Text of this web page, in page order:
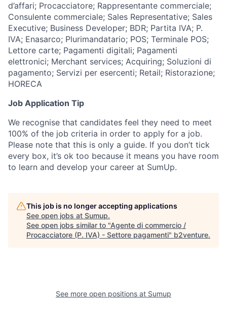
d’affari; Procacciatore; Rappresentante commerciale;
Consulente commerciale; Sales Representative; Sales
Executive; Business Developer; BDR; Partita IVA; P.
IVA; Enasarco; Plurimandatario; POS; Terminale POS;
Lettore carte; Pagamenti digitali; Pagamenti
elettronici; Merchant services; Acquiring; Soluzioni di
pagamento; Servizi per esercenti; Retail; Ristorazione;
HORECA
Job Application Tip
We recognise that candidates feel they need to meet
100% of the job criteria in order to apply for a job.
Please note that this is only a guide. If you don’t tick
every box, it’s ok too because it means you have room
to learn and develop your career at SumUp.
This job is no longer accepting applications
See open jobs at Sumup.
See open jobs similar to "Agente di commercio /
Procacciatore (P. IVA) - Settore pagamenti" b2venture.
See more open positions at Sumup